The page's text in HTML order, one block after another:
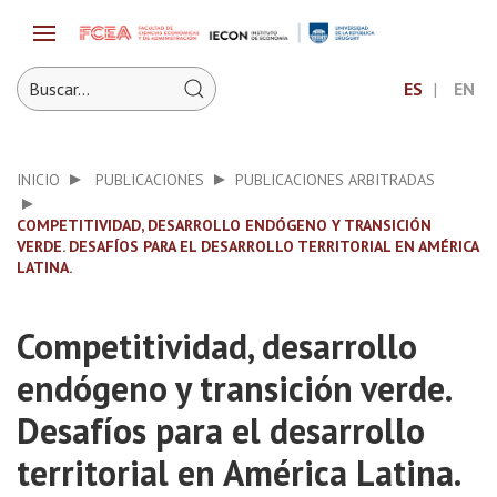
ES EN
INICIO PUBLICACIONES PUBLICACIONES ARBITRADAS
COMPETITIVIDAD, DESARROLLO ENDÓGENO Y TRANSICIÓN
VERDE. DESAFÍOS PARA EL DESARROLLO TERRITORIAL EN AMÉRICA
LATINA.
Competitividad, desarrollo
endógeno y transición verde.
Desafíos para el desarrollo
territorial en América Latina.